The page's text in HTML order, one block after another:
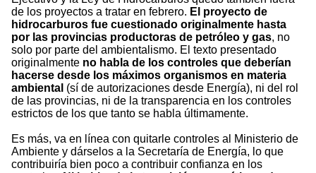
de los proyectos a tratar en febrero. El proyecto de
hidrocarburos fue cuestionado originalmente hasta
por las provincias productoras de petróleo y gas, no
solo por parte del ambientalismo. El texto presentado
originalmente no habla de los controles que deberían
hacerse desde los máximos organismos en materia
ambiental (sí de autorizaciones desde Energía), ni del rol
de las provincias, ni de la transparencia en los controles
estrictos de los que tanto se habla últimamente.
Es más, va en línea con quitarle controles al Ministerio de
Ambiente y dárselos a la Secretaría de Energía, lo que
contribuiría bien poco a contribuir confianza en los